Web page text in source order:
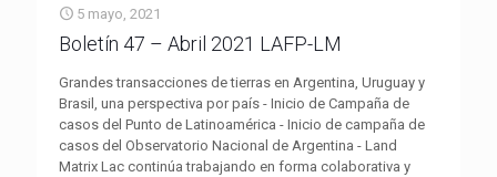
5 mayo, 2021
Boletín 47 – Abril 2021 LAFP-LM
Grandes transacciones de tierras en Argentina, Uruguay y
Brasil, una perspectiva por país - Inicio de Campaña de
casos del Punto de Latinoamérica - Inicio de campaña de
casos del Observatorio Nacional de Argentina - Land
Matrix Lac continúa trabajando en forma colaborativa y